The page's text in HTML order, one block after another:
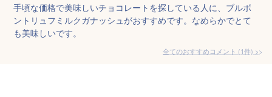
手頃な価格で美味しいチョコレートを探している人に、ブルボ
ントリュフミルクガナッシュがおすすめです。なめらかでとて
も美味しいです。
全てのおすすめコメント (1件) >